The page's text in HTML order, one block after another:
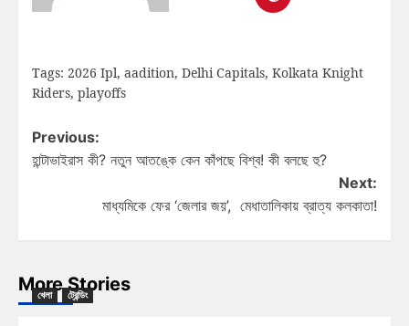
Tags: 2026 Ipl, aadition, Delhi Capitals, Kolkata Knight
Riders, playoffs
Previous:
হান্টাভাইরাস কী? নতুন আতঙ্কে কেন কাঁপছে বিশ্ব! কী বলছে হু?
Next:
মাধ্যমিকে ফের ‘জেলার জয়’, মেধাতালিকায় ব্রাত্য কলকাতা!
More Stories
খেলা ট্রেন্ডিং